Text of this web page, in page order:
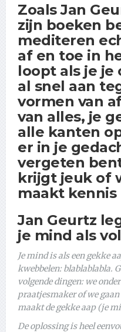
Zoals Jan
zijn boeken
mediteren
af en toe in
loopt als je
al snel aan
vormen van
van alles, je
alle kanten
er in je
vergeten
krijgt jeuk of
maakt
Jan Geurtz
je mind als
Je mind is als een gekke
kwebbelen: blablablabla.
volgende dingen: we
praatjesmaker of we
maakt de gekke aap (je
De oplossing is heel